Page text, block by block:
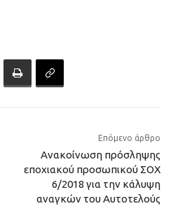
Επόμενο άρθρο
Ανακοίνωση πρόσληψης
εποχιακού προσωπικού ΣΟΧ
6/2018 για την κάλυψη
αναγκών του Αυτοτελούς